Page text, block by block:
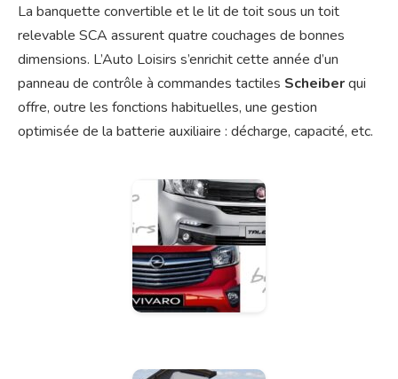
La banquette convertible et le lit de toit sous un toit
relevable SCA assurent quatre couchages de bonnes
dimensions. L’Auto Loisirs s’enrichit cette année d’un
panneau de contrôle à commandes tactiles Scheiberqui
offre, outre les fonctions habituelles, une gestion
optimisée de la batterie auxiliaire : décharge, capacité, etc.